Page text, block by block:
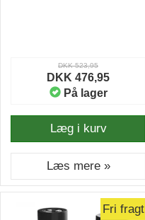
DKK 523,95
DKK 476,95
På lager
Læg i kurv
Læs mere »
Fri fragt